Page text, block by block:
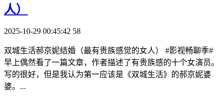
人）
2025-10-29 00:45:42 58
双城生活郝京妮结婚（最有贵族感觉的女人） #影视畅聊季#
早上偶然看了一篇文章，作者描述了有贵族感的十个女演员。
写的很好，但是我认为第一应该是《双城生活》的郝京妮婆
婆。...